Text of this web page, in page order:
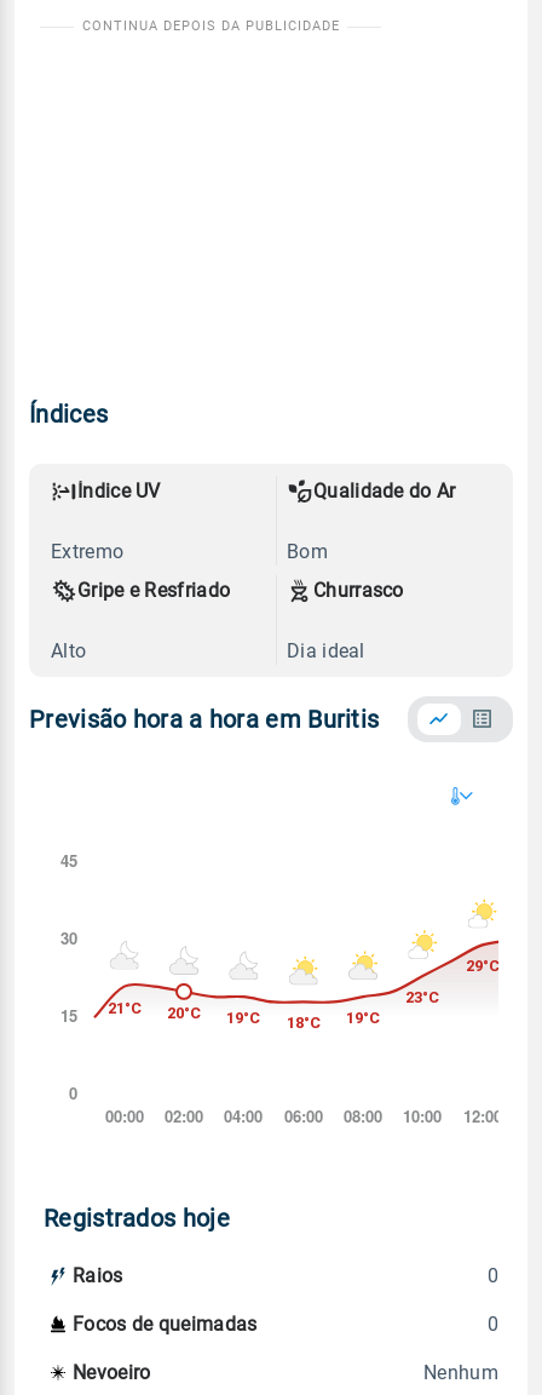
Índices
Índice UV
Extremo
Qualidade do Ar
Bom
Gripe e Resfriado
Alto
Churrasco
Dia ideal
Previsão hora a hora em Buritis
Registrados hoje
Raios 0
Focos de queimadas 0
Nevoeiro Nenhum